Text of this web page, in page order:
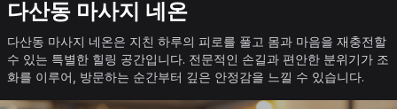
다산동 마사지 네온
다산동 마사지 네온은 지친 하루의 피로를 풀고 몸과 마음을 재충전할
수 있는 특별한 힐링 공간입니다. 전문적인 손길과 편안한 분위기가 조
화를 이루어, 방문하는 순간부터 깊은 안정감을 느낄 수 있습니다.